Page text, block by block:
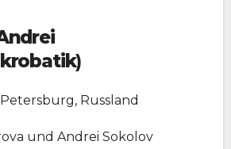
)
Russland
und Andrei Sokolov